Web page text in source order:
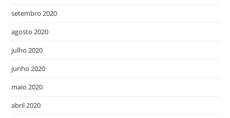
setembro 2020
agosto 2020
julho 2020
junho 2020
maio 2020
abril 2020